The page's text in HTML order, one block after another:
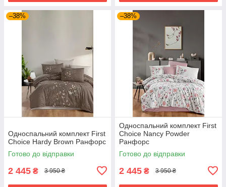
–38%
Односпальний комплект First
Choice Hardy Brown Ранфорс
Готово до відправки
2 445 ₴ 3 950 ₴
–38%
Односпальний комплект First
Choice Nancy Powder
Ранфорс
Готово до відправки
2 445 ₴ 3 950 ₴